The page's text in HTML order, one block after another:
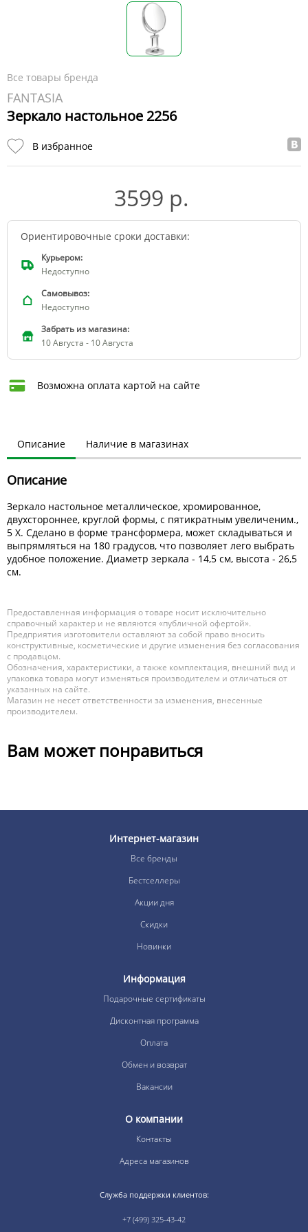
Все товары бренда
FANTASIA
Зеркало настольное 2256
В избранное
3599 р.
Ориентировочные сроки доставки:
Курьером:
Недоступно
Самовывоз:
Недоступно
Забрать из магазина:
10 Августа - 10 Августа
Возможна оплата картой на сайте
Описание Наличие в магазинах
Описание
Зеркало настольное металлическое, хромированное,
двухстороннее, круглой формы, с пятикратным увеличеним.,
5 Х. Сделано в форме трансформера, может складываться и
выпрямляться на 180 градусов, что позволяет лего выбрать
удобное положение. Диаметр зеркала - 14,5 см, высота - 26,5
см.
Предоставленная информация о товаре носит исключительно
справочный характер и не являются «публичной офертой».
Предприятия изготовители оставляют за собой право вносить
конструктивные, косметические и другие изменения без согласования
с продавцом.
Обозначения, характеристики, а также комплектация, внешний вид и
упаковка товара могут изменяться производителем и отличаться от
указанных на сайте.
Магазин не несет ответственности за изменения, внесенные
производителем.
Вам может понравиться
Интернет-магазин
Все бренды
Бестселлеры
Акции дня
Скидки
Новинки
Информация
Подарочные сертификаты
Дисконтная программа
Оплата
Обмен и возврат
Вакансии
О компании
Контакты
Адреса магазинов
Служба поддержки клиентов:
+7 (499) 325-43-42